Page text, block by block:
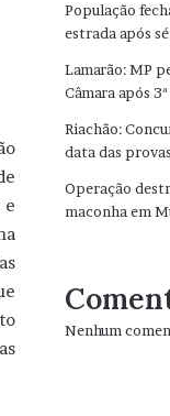
e
População
estrada após
Lamarão: MP
Câmara após
Riachão:
data das
Operação
maconha em
Nenhum